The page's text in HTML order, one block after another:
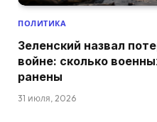
ПОЛИТИКА
Зеленский назвал
войне: сколько
ранены
31 июля, 2026